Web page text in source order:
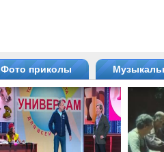
Фото приколы